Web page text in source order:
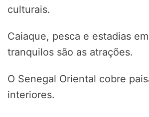
culturais.
Caiaque, pesca e estadias
tranquilos são as atrações.
O Senegal Oriental cobre
interiores.